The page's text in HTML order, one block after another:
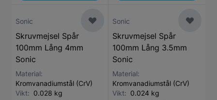
Sonic
Skruvmejsel Spår
100mm Lång 4mm
Sonic
Material:
Kromvanadiumstål (CrV)
Vikt: 0.028 kg
Sonic
Skruvmejsel Spår
100mm Lång 3.5mm
Sonic
Material:
Kromvanadiumstål (CrV)
Vikt: 0.024 kg